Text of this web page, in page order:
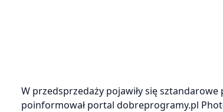
W przedsprzedaży pojawiły się
poinformował portal dobreprogramy.pl